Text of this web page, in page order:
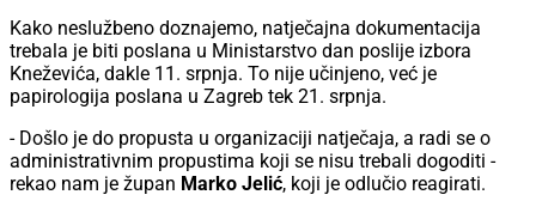
Kako neslužbeno doznajemo, natječajna dokumentacija
trebala je biti poslana u Ministarstvo dan poslije izbora
Kneževića, dakle 11. srpnja. To nije učinjeno, već je
papirologija poslana u Zagreb tek 21. srpnja.
- Došlo je do propusta u organizaciji natječaja, a radi se o
administrativnim propustima koji se nisu trebali dogoditi -
rekao nam je župan Marko Jelić, koji je odlučio reagirati.